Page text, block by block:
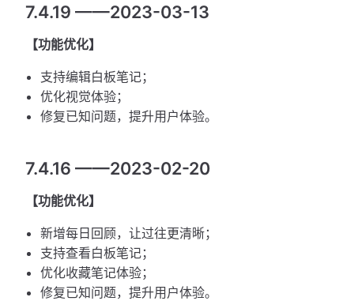
7.4.19 ——2023-03-13
【功能优化】
支持编辑白板笔记；
优化视觉体验；
修复已知问题，提升用户体验。
7.4.16 ——2023-02-20
【功能优化】
新增每日回顾，让过往更清晰；
支持查看白板笔记；
优化收藏笔记体验；
修复已知问题，提升用户体验。